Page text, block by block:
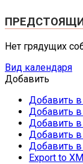
Нет грядущих
Вид календаря
Добавить
Добавить
Добавить в
Добавить в
Добавить
Добавить
Export to